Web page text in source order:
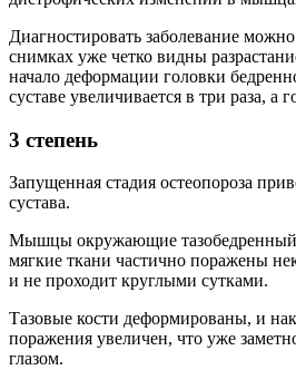
Диагностировать заболевание
снимках уже четко видны
начало деформации головки
суставе увеличивается в три раза, а
3 степень
Запущенная стадия остеопороза
сустава.
Мышцы окружающие тазобедренный
мягкие ткани частично поражены
и не проходит круглыми сутками.
Тазовые кости деформированы, и
поражения увеличен, что уже
глазом.